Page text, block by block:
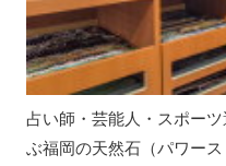
占い師・芸能人・スポー
ぶ福岡の天然石（パワー